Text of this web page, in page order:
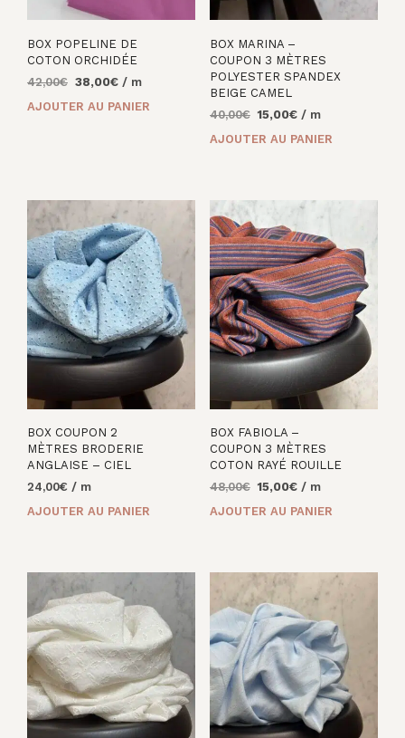
BOX POPELINE DE
COTON ORCHIDÉE
42,00€ Le
38,00€Le/ m
AJOUTER AU PANIER
BOX MARINA –
COUPON 3 MÈTRES
POLYESTER SPANDEX
BEIGE CAMEL
40,00€ Le
15,00€Le/ m
AJOUTER AU PANIER
BOX COUPON 2
MÈTRES BRODERIE
ANGLAISE – CIEL
24,00€ / m
AJOUTER AU PANIER
BOX FABIOLA –
COUPON 3 MÈTRES
COTON RAYÉ ROUILLE
48,00€ Le
15,00€Le/ m
AJOUTER AU PANIER